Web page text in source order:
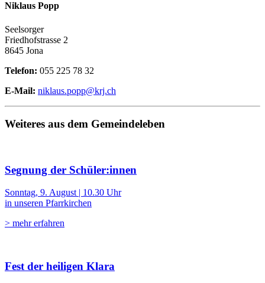
Niklaus Popp
Seelsorger
Friedhofstrasse 2
8645 Jona
Telefon: 055 225 78 32
E-Mail: niklaus.popp@krj.ch
Weiteres aus dem Gemeindeleben
Segnung der Schüler:innen
Sonntag, 9. August | 10.30 Uhr
in unseren Pfarrkirchen
> mehr erfahren
Fest der heiligen Klara